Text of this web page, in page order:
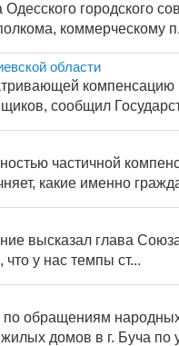
городского
коммерческому
области
компенсацию
сообщил
частичной
какие именно
высказал глава
у нас темпы ст...
обращениям
домов в г. Буча по